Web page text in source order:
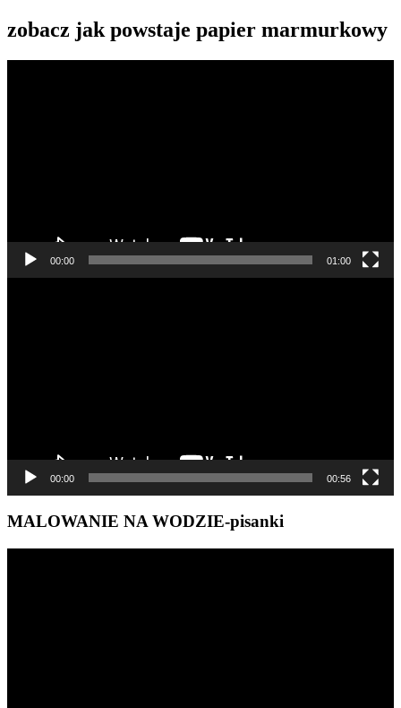
zobacz jak powstaje papier marmurkowy
00:00 01:00
00:00 00:56
MALOWANIE NA WODZIE-pisanki